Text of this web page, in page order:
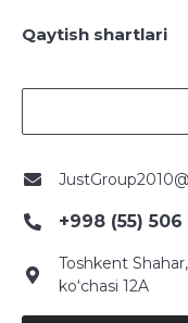
Qaytish shartlari
+998 (55)
Toshkent
ko‘chasi 12A